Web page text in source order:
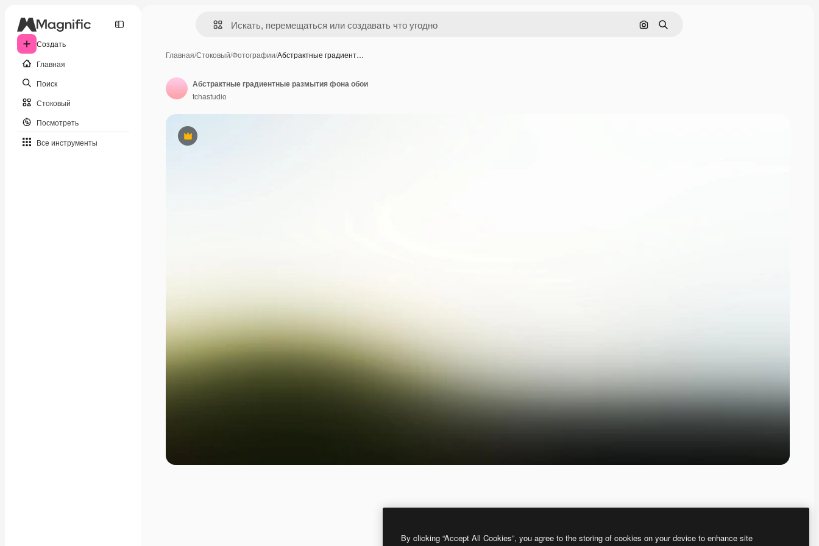
Создать
Главная
Поиск
Стоковый
Посмотреть
Все инструменты
Поиск по изображению
Поиск
Главная/Стоковый/Фотографии/Абстрактные градиент…
Премиум
Абстрактные градиентные размытия фона обои
tchastudio
By clicking “Accept All Cookies”, you agree to the storing of cookies on your device to enhance site